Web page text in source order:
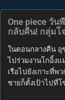
One piece วัน
กลับคืน! กลุ่มโ
ในตอนกลางคืน อุ
ไปร่วมงานโกอิ้ง
เรือไปยังเกาะที่
ชายก็ตั้งเป้าไปที่โ